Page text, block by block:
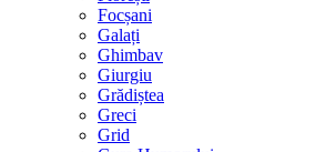
Focșani
Galați
Ghimbav
Giurgiu
Grădiștea
Greci
Grid